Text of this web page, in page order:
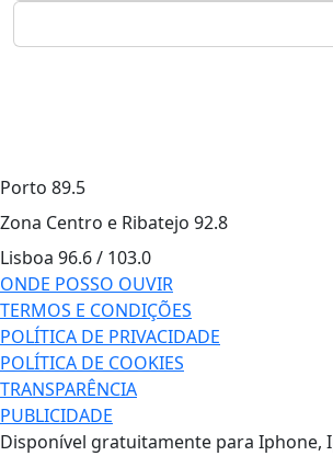
Porto 89.5
Zona Centro e Ribatejo 92.8
Lisboa 96.6 / 103.0
ONDE POSSO OUVIR
TERMOS E CONDIÇÕES
POLÍTICA DE PRIVACIDADE
POLÍTICA DE COOKIES
TRANSPARÊNCIA
PUBLICIDADE
Disponível gratuitamente para Iphone,